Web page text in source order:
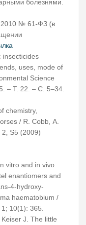
болезнями.
№ 61-ФЗ (в
insecticides
uses, mode of
Science
– Т. 22. – С. 5–34.
chemistry,
/ R. Cobb, A.
2, S5 (2009)
vitro and in vivo
enantiomers and
4-hydroxy-
haematobium /
10(1): 365.
J. The little